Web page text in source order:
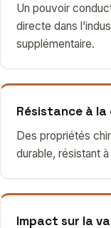
Un pouvoir
directe dans
supplémentaire.
Résistance à
Des propriétés
durable, résistant
Impact sur la